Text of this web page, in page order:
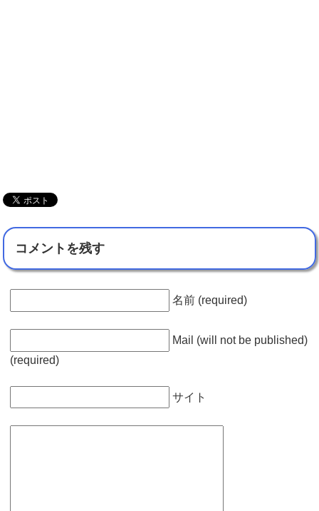
コメントを残す
名前 (required)
Mail (will not be published)
(required)
サイト